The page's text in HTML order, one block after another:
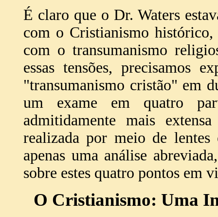
É claro que o Dr. Waters
com o Cristianismo
com o transumanismo
essas tensões, precisamos
"transumanismo cristão" em
um exame em quatro
admitidamente mais
realizada por meio de lentes
apenas uma análise
sobre estes quatro pontos em
O Cristianismo: Uma